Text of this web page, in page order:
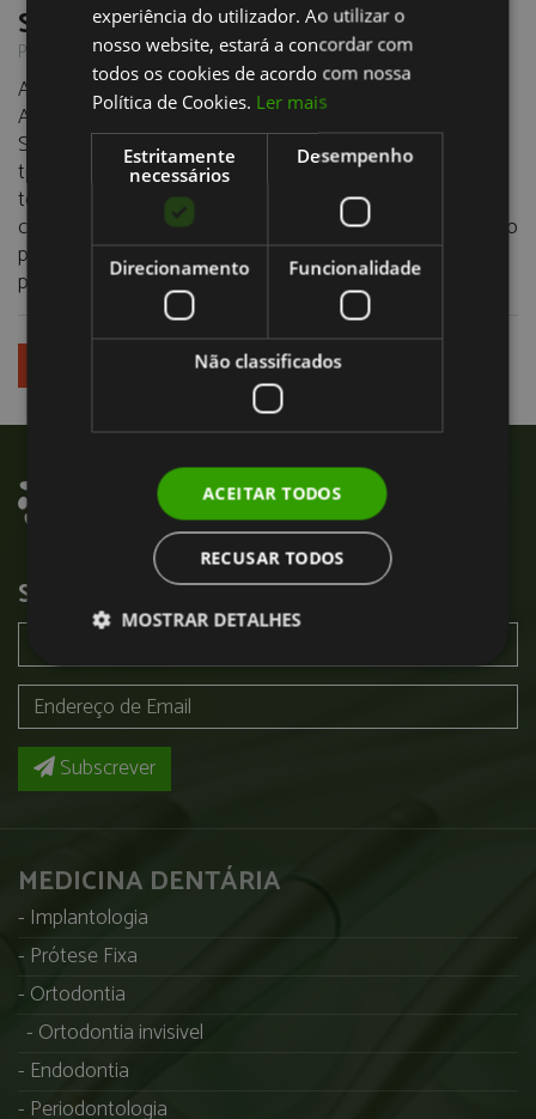
Scaneamento IntraOral Digital
Publicado em 03/11/2023
A Dentarmed, Clínica Médica e Dentária localizada em
Almada, disponibiliza a inovadora técnica de
Scaneamento Intraoral Digital na sua oferta de
tecnologias de vanguarda em Medicina Dentária. Esta
tecnologia, baseada um scanner portátil, possibilita a
criação instantânea de um modelo 3D da cavidade oral do
paciente, elevando a precisão e eficiência nos
procedimentos médico-dentários.
SUBSCREVER NEWSLETTER
Subscrever
MEDICINA DENTÁRIA
Implantologia
Prótese Fixa
Ortodontia
Ortodontia invisivel
Endodontia
Periodontologia
ENGLISH
experiência do utilizador. Ao utilizar o
nosso website, estará a concordar com
todos os cookies de acordo com nossa
Política de Cookies. Ler mais
Estritamente
necessários
Desempenho
Direcionamento Funcionalidade
Não classificados
ACEITAR TODOS
RECUSAR TODOS
MOSTRAR DETALHES